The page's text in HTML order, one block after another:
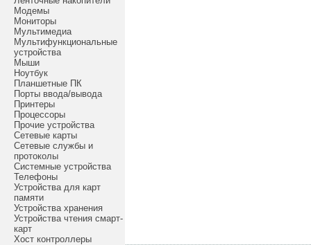
Модемы
Мониторы
Мультимедиа
Мультифункциональные
устройства
Мыши
Ноутбук
Планшетные ПК
Порты ввода/вывода
Принтеры
Процессоры
Прочие устройства
Сетевые карты
Сетевые службы и
протоколы
Системные устройства
Телефоны
Устройства для карт
памяти
Устройства хранения
Устройства чтения смарт-
карт
Хост контроллеры